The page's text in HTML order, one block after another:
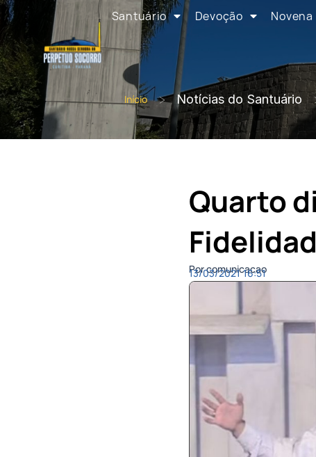
Santuário Devoção Novena
Início > Notícias do Santuário
Quarto
Por comunicacao
13/03/2021 16:51